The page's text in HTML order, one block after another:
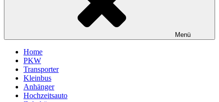
Menü
Home
PKW
Transporter
Kleinbus
Anhänger
Hochzeitsauto